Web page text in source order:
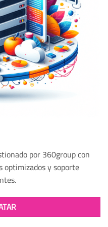
por 360group con
y soporte